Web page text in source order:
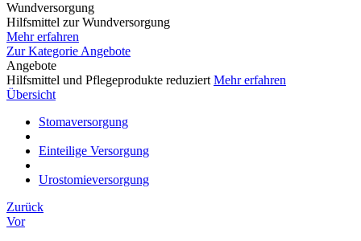
Wundversorgung
Hilfsmittel zur Wundversorgung
Mehr erfahren
Zur Kategorie Angebote
Angebote
Hilfsmittel und Pflegeprodukte reduziert Mehr erfahren
Übersicht
Stomaversorgung
Einteilige Versorgung
Urostomieversorgung
Zurück
Vor